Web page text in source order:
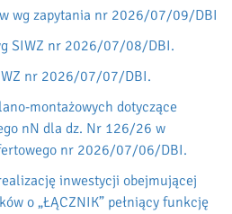
wg zapytania nr 2026/07/09/DBI
SIWZ nr 2026/07/08/DBI.
nr 2026/07/07/DBI.
montażowych dotyczące
nN dla dz. Nr 126/26 w
nr 2026/07/06/DBI.
inwestycji obejmującej
o „ŁĄCZNIK” pełniący funkcję